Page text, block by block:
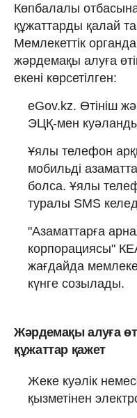
Көпбалалы
құжаттарды қалай
Мемлекеттік
жәрдемақы алуға
екені көрсетілген:
eGov.kz. Өтініш
ЭЦҚ-мен
Ұялы телефон
мобильді
болса. Ұялы
туралы SMS
"Азаматтарға
корпорациясы"
жағдайда
күнге созылады.
Жәрдемақы алуға
құжаттар қажет
Жеке куәлік
қызметінен